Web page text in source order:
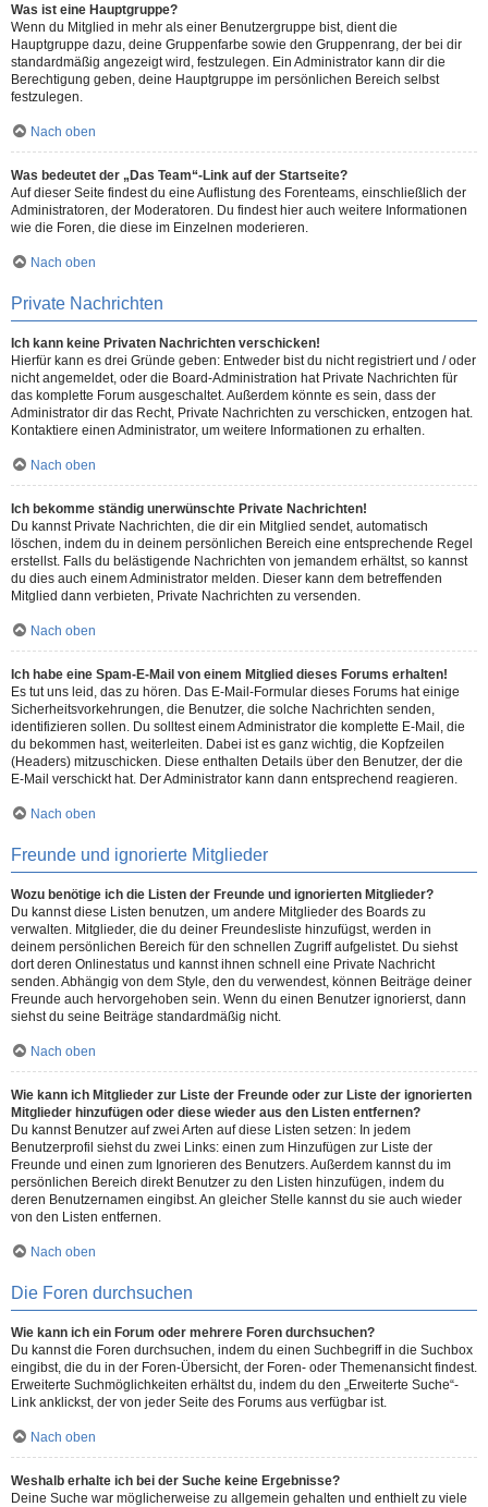
Was ist eine Hauptgruppe?
Wenn du Mitglied in mehr als einer Benutzergruppe bist, dient die
Hauptgruppe dazu, deine Gruppenfarbe sowie den Gruppenrang, der bei dir
standardmäßig angezeigt wird, festzulegen. Ein Administrator kann dir die
Berechtigung geben, deine Hauptgruppe im persönlichen Bereich selbst
festzulegen.
Nach oben
Was bedeutet der „Das Team“-Link auf der Startseite?
Auf dieser Seite findest du eine Auflistung des Forenteams, einschließlich der
Administratoren, der Moderatoren. Du findest hier auch weitere Informationen
wie die Foren, die diese im Einzelnen moderieren.
Nach oben
Private Nachrichten
Ich kann keine Privaten Nachrichten verschicken!
Hierfür kann es drei Gründe geben: Entweder bist du nicht registriert und / oder
nicht angemeldet, oder die Board-Administration hat Private Nachrichten für
das komplette Forum ausgeschaltet. Außerdem könnte es sein, dass der
Administrator dir das Recht, Private Nachrichten zu verschicken, entzogen hat.
Kontaktiere einen Administrator, um weitere Informationen zu erhalten.
Nach oben
Ich bekomme ständig unerwünschte Private Nachrichten!
Du kannst Private Nachrichten, die dir ein Mitglied sendet, automatisch
löschen, indem du in deinem persönlichen Bereich eine entsprechende Regel
erstellst. Falls du belästigende Nachrichten von jemandem erhältst, so kannst
du dies auch einem Administrator melden. Dieser kann dem betreffenden
Mitglied dann verbieten, Private Nachrichten zu versenden.
Nach oben
Ich habe eine Spam-E-Mail von einem Mitglied dieses Forums erhalten!
Es tut uns leid, das zu hören. Das E-Mail-Formular dieses Forums hat einige
Sicherheitsvorkehrungen, die Benutzer, die solche Nachrichten senden,
identifizieren sollen. Du solltest einem Administrator die komplette E-Mail, die
du bekommen hast, weiterleiten. Dabei ist es ganz wichtig, die Kopfzeilen
(Headers) mitzuschicken. Diese enthalten Details über den Benutzer, der die
E-Mail verschickt hat. Der Administrator kann dann entsprechend reagieren.
Nach oben
Freunde und ignorierte Mitglieder
Wozu benötige ich die Listen der Freunde und ignorierten Mitglieder?
Du kannst diese Listen benutzen, um andere Mitglieder des Boards zu
verwalten. Mitglieder, die du deiner Freundesliste hinzufügst, werden in
deinem persönlichen Bereich für den schnellen Zugriff aufgelistet. Du siehst
dort deren Onlinestatus und kannst ihnen schnell eine Private Nachricht
senden. Abhängig von dem Style, den du verwendest, können Beiträge deiner
Freunde auch hervorgehoben sein. Wenn du einen Benutzer ignorierst, dann
siehst du seine Beiträge standardmäßig nicht.
Nach oben
Wie kann ich Mitglieder zur Liste der Freunde oder zur Liste der ignorierten
Mitglieder hinzufügen oder diese wieder aus den Listen entfernen?
Du kannst Benutzer auf zwei Arten auf diese Listen setzen: In jedem
Benutzerprofil siehst du zwei Links: einen zum Hinzufügen zur Liste der
Freunde und einen zum Ignorieren des Benutzers. Außerdem kannst du im
persönlichen Bereich direkt Benutzer zu den Listen hinzufügen, indem du
deren Benutzernamen eingibst. An gleicher Stelle kannst du sie auch wieder
von den Listen entfernen.
Nach oben
Die Foren durchsuchen
Wie kann ich ein Forum oder mehrere Foren durchsuchen?
Du kannst die Foren durchsuchen, indem du einen Suchbegriff in die Suchbox
eingibst, die du in der Foren-Übersicht, der Foren- oder Themenansicht findest.
Erweiterte Suchmöglichkeiten erhältst du, indem du den „Erweiterte Suche“-
Link anklickst, der von jeder Seite des Forums aus verfügbar ist.
Nach oben
Weshalb erhalte ich bei der Suche keine Ergebnisse?
Deine Suche war möglicherweise zu allgemein gehalten und enthielt zu viele